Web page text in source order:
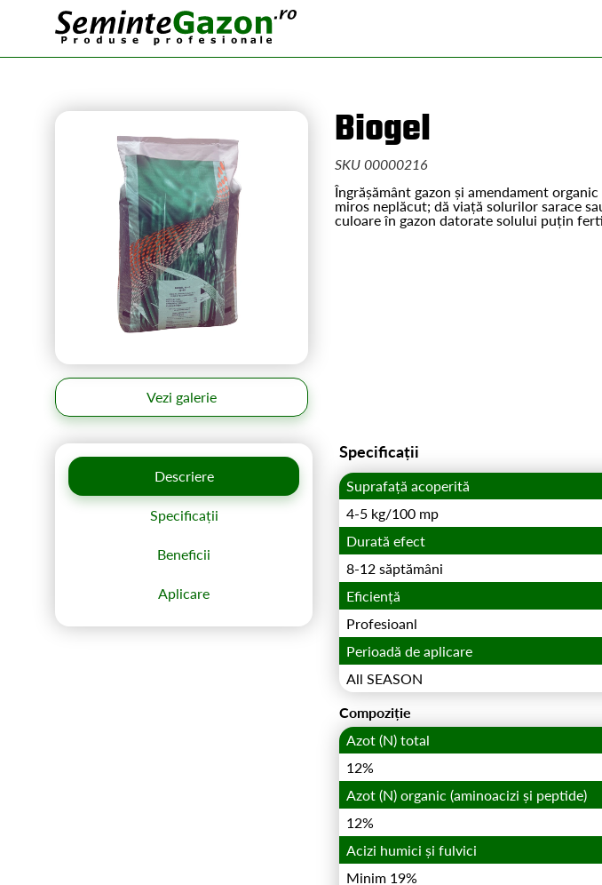
Biogel
SKU 00000216
Îngrășământ gazon și amendament
miros neplăcut; dă viață solurilor sarace
culoare în gazon datorate solului puțin
Vezi galerie
Descriere
Specificații
Beneficii
Aplicare
Specificații
Suprafață acoperită
4-5 kg/100 mp
Durată efect
8-12 săptămâni
Eficiență
Profesioanl
Perioadă de aplicare
All SEASON
Compoziție
Azot (N) total
12%
Azot (N) organic (aminoacizi și peptide)
12%
Acizi humici și fulvici
Minim 19%